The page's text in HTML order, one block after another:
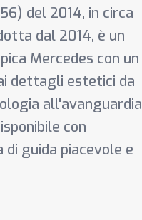
del 2014, in circa
dal 2014, è un
Mercedes con un
dettagli estetici da
all'avanguardia
con
guida piacevole e